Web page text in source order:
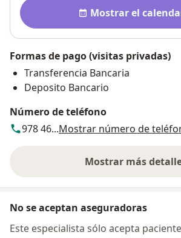
Mostrar el
Formas de pago (visitas privadas)
Transferencia Bancaria
Deposito Bancario
Número de teléfono
978 46...Mostrar número de
Mostrar mássobre la
No se aceptan aseguradoras
Este especialista sólo acepta